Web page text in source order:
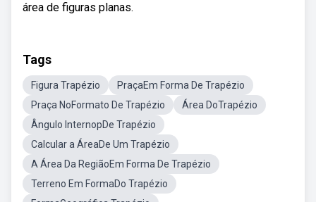
área de figuras planas.
Tags
Figura Trapézio
PraçaEm Forma De Trapézio
Praça NoFormato De Trapézio
Área DoTrapézio
Ângulo InternopDe Trapézio
Calcular a ÁreaDe Um Trapézio
A Área Da RegiãoEm Forma De Trapézio
Terreno Em FormaDo Trapézio